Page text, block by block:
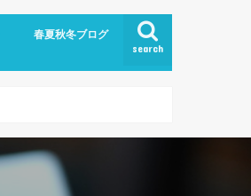
search
春夏秋冬ブログ